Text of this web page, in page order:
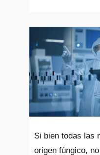
Si bien todas las
origen fúngico,